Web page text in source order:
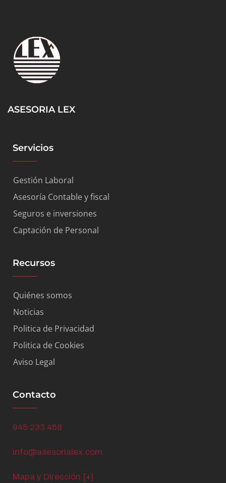
ASESORIA LEX
Servicios
Gestión Laboral
Asesoría Contable y fiscal
Seguros e inversiones
Captación de Personal
Recursos
Quiénes somos
Noticias
Politica de Privacidad
Politica de Cookies
Aviso Legal
Contacto
945 233 458
info@asesorialex.com
Mapa y Dirección [+]